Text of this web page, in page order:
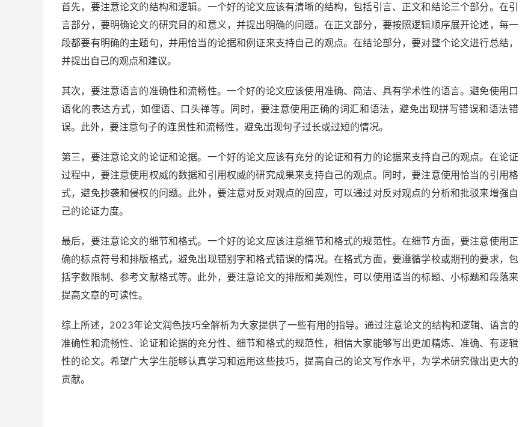
首先，要注意论文的结构和逻辑。一个好的论文应该有清晰的结构，包括引言、正文和结论三个部分。在引
言部分，要明确论文的研究目的和意义，并提出明确的问题。在正文部分，要按照逻辑顺序展开论述，每一
段都要有明确的主题句，并用恰当的论据和例证来支持自己的观点。在结论部分，要对整个论文进行总结，
并提出自己的观点和建议。
其次，要注意语言的准确性和流畅性。一个好的论文应该使用准确、简洁、具有学术性的语言。避免使用口
语化的表达方式，如俚语、口头禅等。同时，要注意使用正确的词汇和语法，避免出现拼写错误和语法错
误。此外，要注意句子的连贯性和流畅性，避免出现句子过长或过短的情况。
第三，要注意论文的论证和论据。一个好的论文应该有充分的论证和有力的论据来支持自己的观点。在论证
过程中，要注意使用权威的数据和引用权威的研究成果来支持自己的观点。同时，要注意使用恰当的引用格
式，避免抄袭和侵权的问题。此外，要注意对反对观点的回应，可以通过对反对观点的分析和批驳来增强自
己的论证力度。
最后，要注意论文的细节和格式。一个好的论文应该注意细节和格式的规范性。在细节方面，要注意使用正
确的标点符号和排版格式，避免出现错别字和格式错误的情况。在格式方面，要遵循学校或期刊的要求，包
括字数限制、参考文献格式等。此外，要注意论文的排版和美观性，可以使用适当的标题、小标题和段落来
提高文章的可读性。
综上所述，2023年论文润色技巧全解析为大家提供了一些有用的指导。通过注意论文的结构和逻辑、语言的
准确性和流畅性、论证和论据的充分性、细节和格式的规范性，相信大家能够写出更加精炼、准确、有逻辑
性的论文。希望广大学生能够认真学习和运用这些技巧，提高自己的论文写作水平，为学术研究做出更大的
贡献。